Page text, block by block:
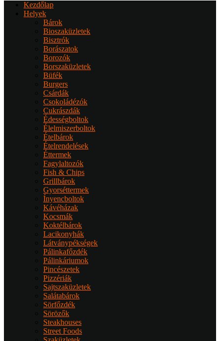
Kezdőlap
Helyek
Bárok
Bioszaküzletek
Bisztrók
Borászatok
Borozók
Borszaküzletek
Büfék
Burgers
Csárdák
Csokoládézók
Cukrászdák
Édességboltok
Élelmiszerboltok
Ételbárok
Ételrendelések
Éttermek
Fagylaltozók
Fish & Chips
Grillbárok
Gyorséttermek
Ínyencboltok
Kávéházak
Kocsmák
Koktélbárok
Lacikonyhák
Látványpékségek
Pálinkafőzdék
Pálinkáriumok
Pincészetek
Pizzériák
Sajtszaküzletek
Salátabárok
Sörfőzdék
Sörözők
Steakhouses
Street Foods